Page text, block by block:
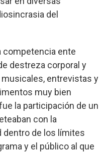
del
competencia ente
destreza corporal y
entrevistas y
muy bien
la participación de un
con la
dentro de los límites
y el público al que